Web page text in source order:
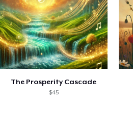
The Prosperity Cascade
$45